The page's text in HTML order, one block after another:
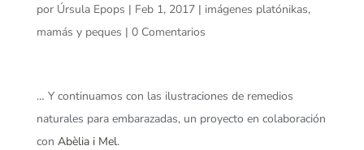
por Úrsula Epops | Feb 1, 2017| imágenes platónikas,
mamás y peques | 0 Comentarios
… Y continuamos con las ilustraciones de remedios
naturales para embarazadas, un proyecto en colaboración
con Abèlia i Mel.